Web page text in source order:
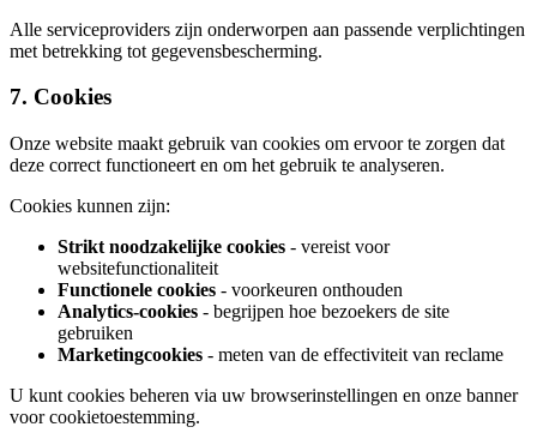
Alle serviceproviders zijn onderworpen aan passende verplichtingen
met betrekking tot gegevensbescherming.
7. Cookies
Onze website maakt gebruik van cookies om ervoor te zorgen dat
deze correct functioneert en om het gebruik te analyseren.
Cookies kunnen zijn:
Strikt noodzakelijke cookies - vereist voor
websitefunctionaliteit
Functionele cookies - voorkeuren onthouden
Analytics-cookies - begrijpen hoe bezoekers de site
gebruiken
Marketingcookies - meten van de effectiviteit van reclame
U kunt cookies beheren via uw browserinstellingen en onze banner
voor cookietoestemming.